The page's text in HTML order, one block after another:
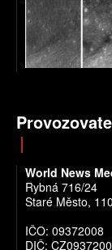
World News
Rybná 716/24
Staré Město,
IČO: 09372008
DIČ: